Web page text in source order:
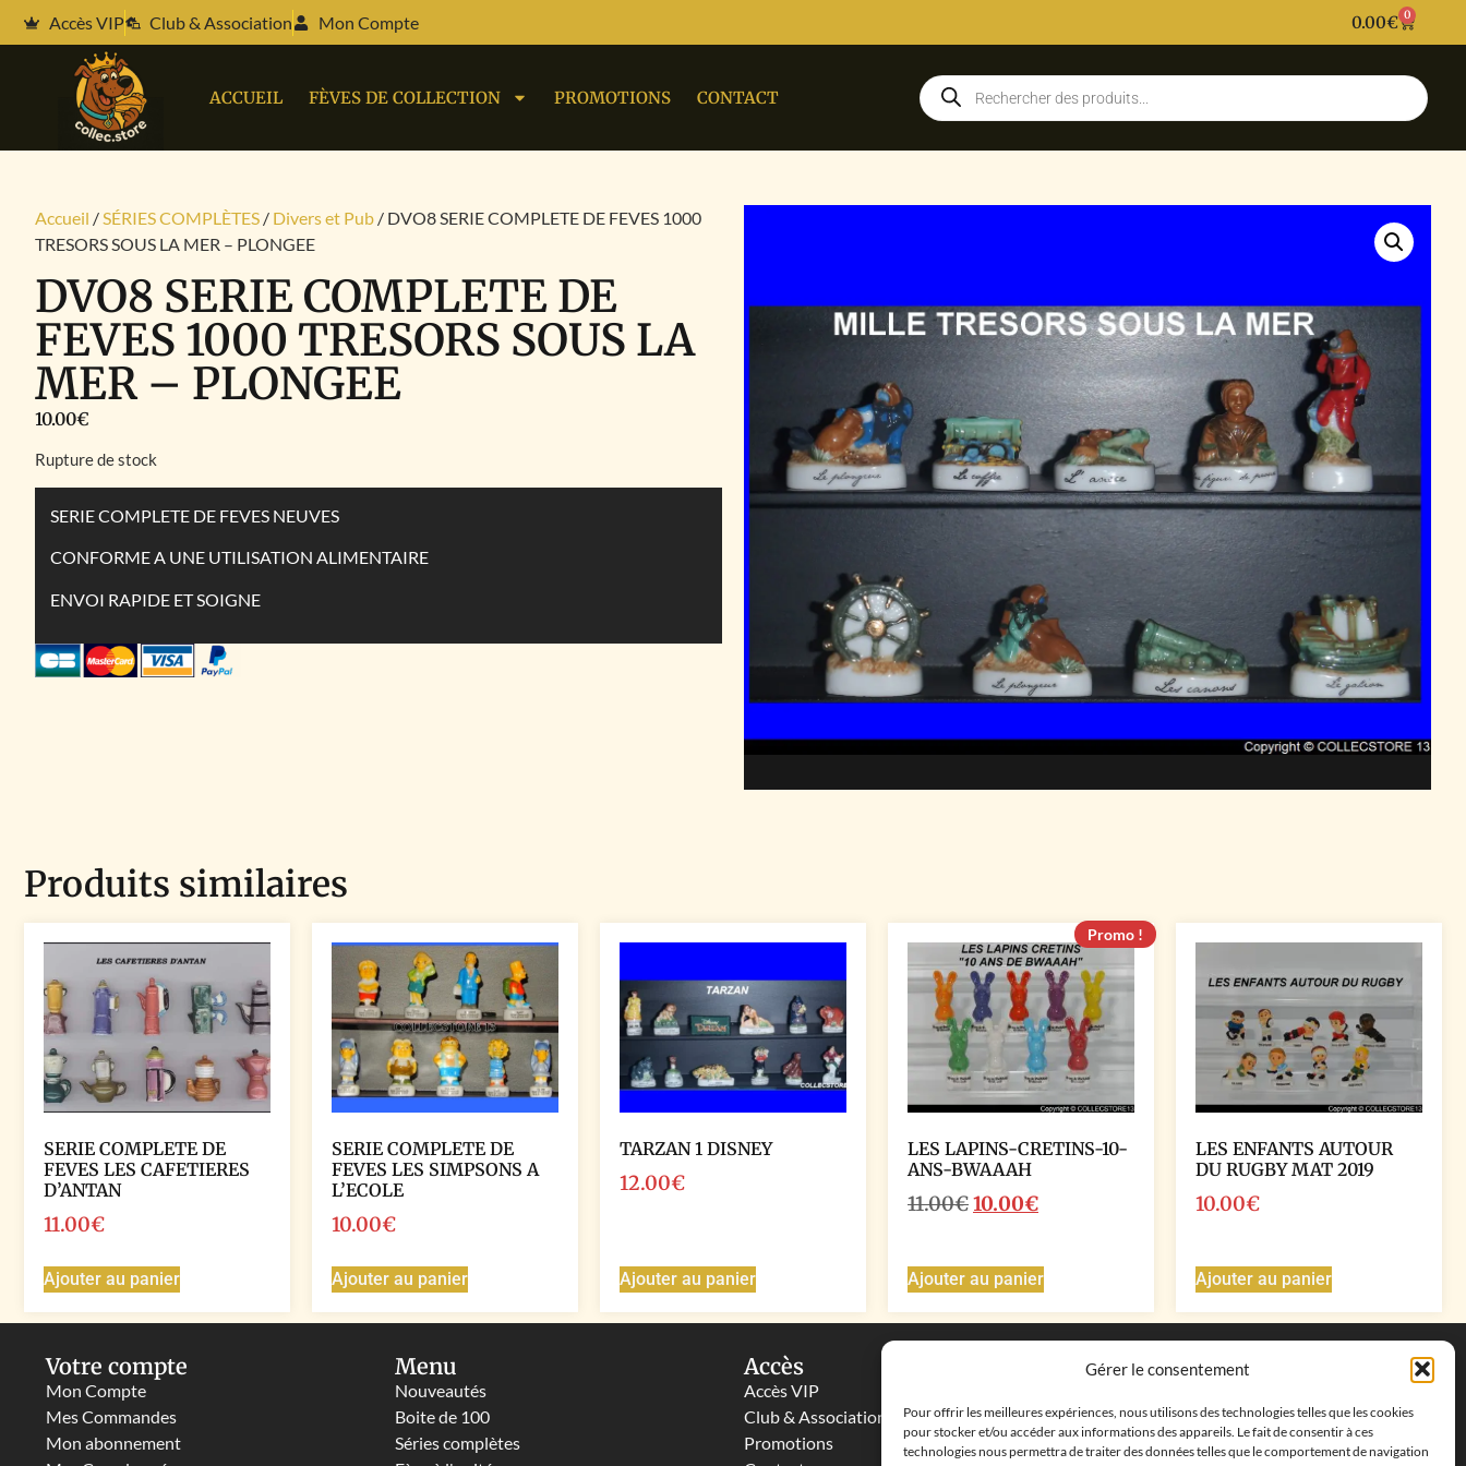
Gérer le consentement
Pour offrir les meilleures expériences, nous utilisons des technologies telles que les cookies
pour stocker et/ou accéder aux informations des appareils. Le fait de consentir à ces
technologies nous permettra de traiter des données telles que le comportement de navigation
Accès VIP Club & Association Mon Compte 0.00€ 0
ACCUEIL FÈVES DE COLLECTION PROMOTIONS CONTACT
Accueil /SÉRIES COMPLÈTES / Divers et Pub / DVO8 SERIE COMPLETE DE FEVES 1000
TRESORS SOUS LA MER – PLONGEE
DVO8 SERIE COMPLETE DE
FEVES 1000 TRESORS SOUS LA
MER – PLONGEE
10.00€
Rupture de stock
SERIE COMPLETE DE FEVES NEUVES
CONFORME A UNE UTILISATION ALIMENTAIRE
ENVOI RAPIDE ET SOIGNE
Produits similaires
SERIE COMPLETE DE
FEVES LES CAFETIERES
D’ANTAN
11.00€
Ajouter au panier
SERIE COMPLETE DE
FEVES LES SIMPSONS A
L’ECOLE
10.00€
Ajouter au panier
TARZAN 1 DISNEY
12.00€
Ajouter au panier
Promo !
LES LAPINS-CRETINS-10-
ANS-BWAAAH
11.00€10.00€
Ajouter au panier
LES ENFANTS AUTOUR
DU RUGBY MAT 2019
10.00€
Ajouter au panier
Votre compte
Mon Compte
Mes Commandes
Mon abonnement
Menu
Nouveautés
Boite de 100
Séries complètes
Accès
Accès VIP
Club & Associations
Promotions
Coordonnées
cléments, 13500 Martigues, France
Téléphone : ‭+33652313256‬